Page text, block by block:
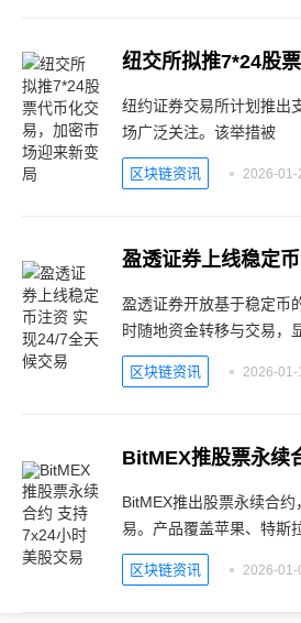
纽交所拟推7*24股
纽约证券交易所计划推出
场广泛关注。该举措被
区块链资讯 2026-01-
盈透证券上线稳定
盈透证券开放基于稳定币
时随地资金转移与交易，
区块链资讯 2026-01-
BitMEX推股票永续
BitMEX推出股票永续合
易。产品覆盖苹果、特斯
区块链资讯 2026-01-